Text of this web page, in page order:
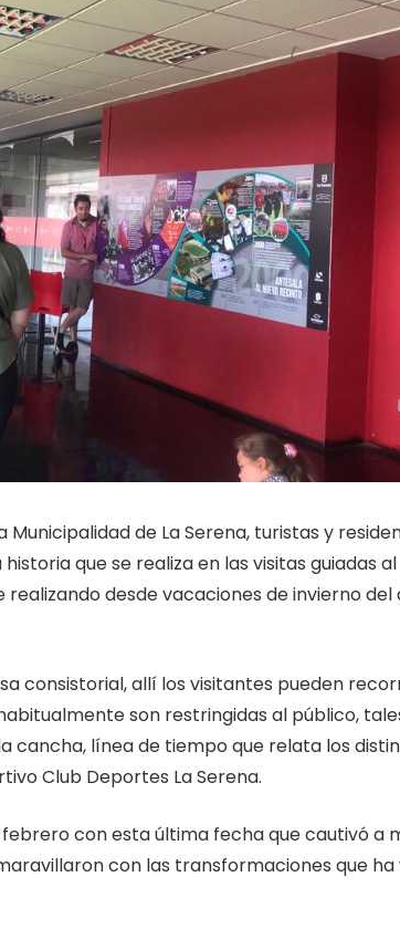
de La Serena, turistas y
que se realiza en las visitas guiadas al
realizando desde vacaciones de invierno del
consistorial, allí los visitantes pueden
son restringidas al público,
cancha, línea de tiempo que relata los
Club Deportes La Serena.
con esta última fecha que cautivó a
con las transformaciones que ha